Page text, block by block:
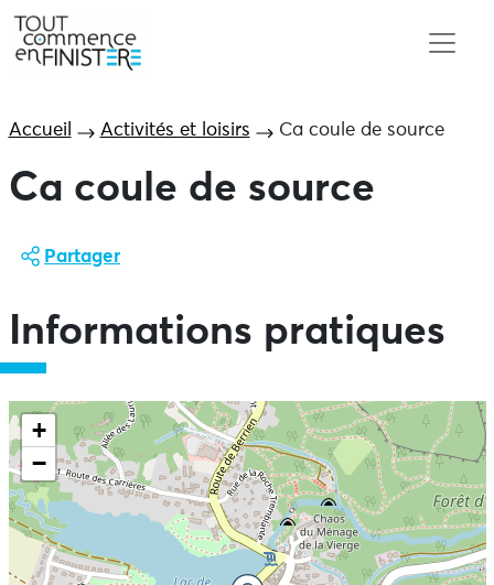
Accueil Activités et loisirs Ca coule de source
Ca coule de source
Partager
Informations pratiques
+
−